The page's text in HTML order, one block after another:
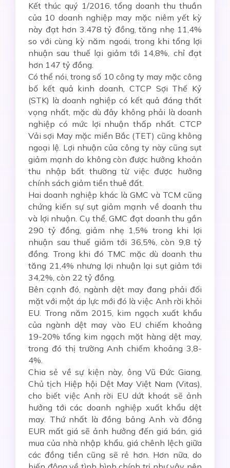
Kết thúc quý 1/2016, tổng doanh thu thuần
của 10 doanh nghiệp may mặc niêm yết kỳ
này đạt hơn 3.478 tỷ đồng, tăng nhẹ 11,4%
so với cùng kỳ năm ngoái, trong khi tổng lợi
nhuận sau thuế lại giảm tới 14,8%, chỉ đạt
hơn 147 tỷ đồng.
Có thể nói, trong số 10 công ty may mặc công
bố kết quả kinh doanh, CTCP Sợi Thế Kỷ
(STK) là doanh nghiệp có kết quả đáng thất
vọng nhất, mặc dù đây không phải là doanh
nghiệp có mức lợi nhuận thấp nhất. CTCP
Vải sợi May mặc miền Bắc (TET) cũng không
ngoại lệ. Lợi nhuận của công ty này cũng sụt
giảm mạnh do không còn được hưởng khoản
thu nhập bất thường từ việc được hưởng
chính sách giảm tiền thuê đất.
Hai doanh nghiệp khác là GMC và TCM cũng
chứng kiến sự sụt giảm mạnh về doanh thu
và lợi nhuận. Cụ thể, GMC đạt doanh thu gần
290 tỷ đồng, giảm nhẹ 1,5% trong khi lợi
nhuận sau thuế giảm tới 36,5%, còn 9,8 tỷ
đồng. Trong khi đó TMC mặc dù doanh thu
tăng 21,4% nhưng lợi nhuận lại sụt giảm tới
34,2%, còn 22 tỷ đồng.
Bên cạnh đó, ngành dệt may đang phải đối
mặt với một áp lực mới đó là việc Anh rời khỏi
EU. Trong năm 2015, kim ngạch xuất khẩu
của ngành dệt may vào EU chiếm khoảng
19-20% tổng kim ngạch mặt hàng dệt may,
trong đó thị trường Anh chiếm khoảng 3,8-
4%.
Chia sẻ về sự kiện này, ông Vũ Đức Giang,
Chủ tịch Hiệp hội Dệt May Việt Nam (Vitas),
cho biết việc Anh rời EU dứt khoát sẽ ảnh
hưởng tới các doanh nghiệp xuất khẩu dệt
may. Thứ nhất là đồng bảng Anh và đồng
EUR mất giá sẽ ảnh hưởng đến giá bán, giá
mua của nhà nhập khẩu, giá chênh lệch giữa
các đồng tiền cũng sẽ rẻ hơn. Hơn nữa, do